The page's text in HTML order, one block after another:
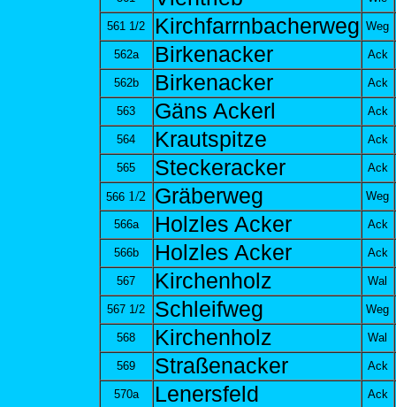
561 1/2 Kirchfarrnbacherweg Weg
562a Birkenacker Ack
562b Birkenacker Ack
563 Gäns Ackerl Ack
564 Krautspitze Ack
565 Steckeracker Ack
566 1/2 Gräberweg Weg
566a Holzles Acker Ack
566b Holzles Acker Ack
567 Kirchenholz Wal
567 1/2 Schleifweg Weg
568 Kirchenholz Wal
569 Straßenacker Ack
570a Lenersfeld Ack